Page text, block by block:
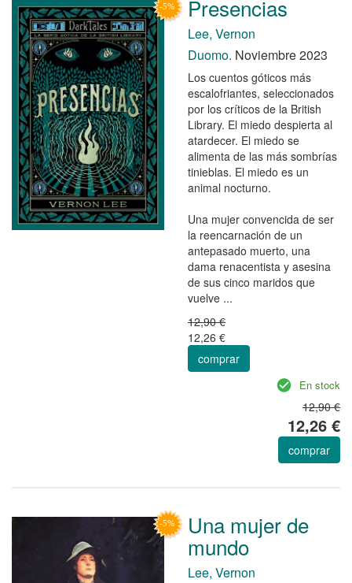
Presencias
Lee, Vernon
Duomo. Noviembre 2023
Los cuentos góticos más
escalofriantes, seleccionados
por los críticos de la British
Library. El miedo despierta al
atardecer. El miedo se
alimenta de las más sombrías
tinieblas. El miedo es un
animal nocturno.
Una mujer convencida de ser
la reencarnación de un
antepasado muerto, una
dama renacentista y asesina
de sus cinco maridos que
vuelve ...
12,90 €
12,26 €
comprar
En stock
12,90 €
12,26 €
comprar
Una mujer de
mundo
Lee, Vernon